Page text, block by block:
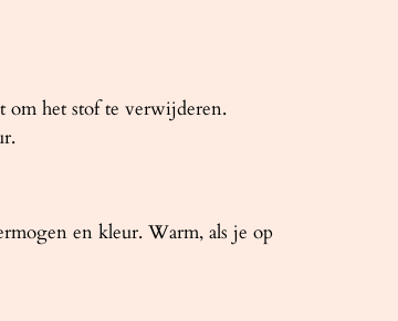
om het stof te verwijderen.
en kleur. Warm, als je op